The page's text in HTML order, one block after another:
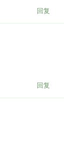
回复
回复